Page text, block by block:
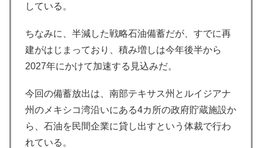
している。
ちなみに、半減した戦略石油備蓄だが、すでに再
建がはじまっており、積み増しは今年後半から
2027年にかけて加速する見込みだ。
今回の備蓄放出は、南部テキサス州とルイジアナ
州のメキシコ湾沿いにある4カ所の政府貯蔵施設か
ら、石油を民間企業に貸し出すという体裁で行わ
れている。